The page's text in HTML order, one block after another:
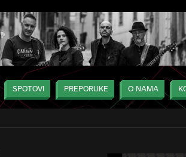
SPOTOVI PREPORUKE O NAMA